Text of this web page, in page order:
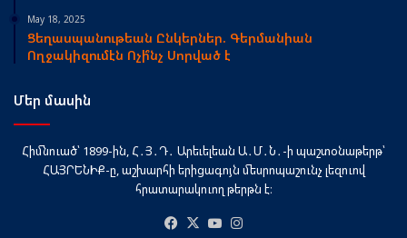
May 18, 2025
Ցեղասպանութեան Ընկերներ. Գերմանիան
Ողջակիզումէն Ոչի՞նչ Սորված է
Մեր մասին
Հիմնուած՝ 1899-ին, Հ․Յ․Դ․ Արեւելեան Ա․Մ․Ն․-ի պաշտօնաթերթ՝
ՀԱՅՐԵՆԻՔ-ը, աշխարհի երիցագոյն մեսրոպաշունչ լեզուով
հրատարակուող թերթն է։
Facebook
X YouTube